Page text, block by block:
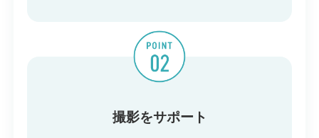
撮影をサポート